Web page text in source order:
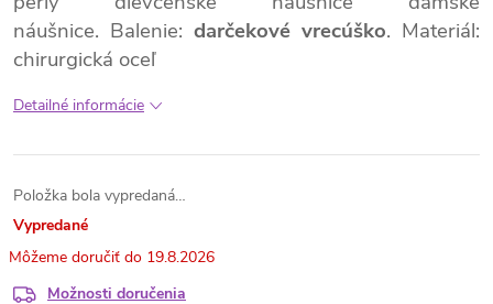
náušnice. Balenie: darčekové vrecúško. Materiál:
chirurgická oceľ
Detailné informácie
Položka bola vypredaná…
Vypredané
19.8.2026
Možnosti doručenia